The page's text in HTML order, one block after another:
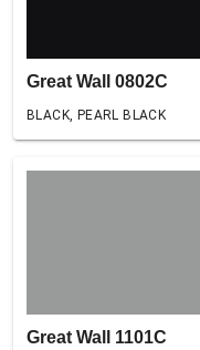
Great Wall 0802C
BLACK, PEARL BLACK
Great Wall 1101C